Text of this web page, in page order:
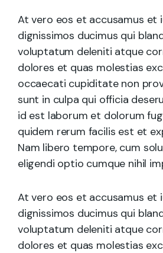
At vero eos et accusamus et
dignissimos ducimus qui
voluptatum deleniti atque
dolores et quas molestias
occaecati cupiditate non
sunt in culpa qui officia
id est laborum et dolorum
quidem rerum facilis est et
Nam libero tempore, cum
eligendi optio cumque nihil
At vero eos et accusamus et
dignissimos ducimus qui
voluptatum deleniti atque
dolores et quas molestias